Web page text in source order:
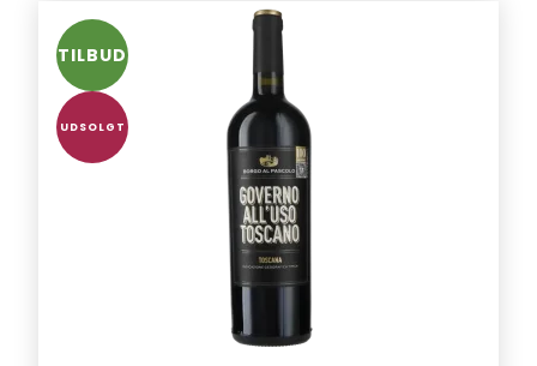
TILBUD
UDSOLGT